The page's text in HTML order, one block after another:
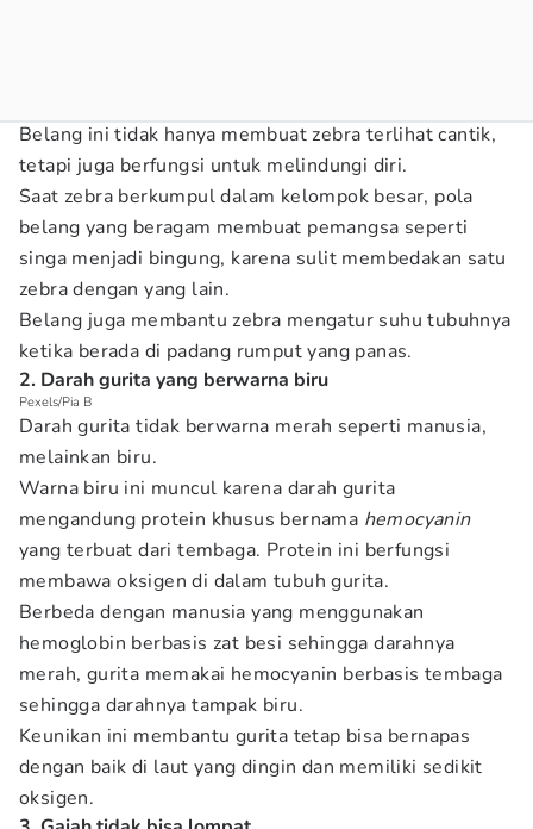
Belang ini tidak hanya membuat zebra terlihat cantik,
tetapi juga berfungsi untuk melindungi diri.
Saat zebra berkumpul dalam kelompok besar, pola
belang yang beragam membuat pemangsa seperti
singa menjadi bingung, karena sulit membedakan satu
zebra dengan yang lain.
Belang juga membantu zebra mengatur suhu tubuhnya
ketika berada di padang rumput yang panas.
2. Darah gurita yang berwarna biru
Pexels/Pia B
Darah gurita tidak berwarna merah seperti manusia,
melainkan biru.
Warna biru ini muncul karena darah gurita
mengandung protein khusus bernama hemocyanin
yang terbuat dari tembaga. Protein ini berfungsi
membawa oksigen di dalam tubuh gurita.
Berbeda dengan manusia yang menggunakan
hemoglobin berbasis zat besi sehingga darahnya
merah, gurita memakai hemocyanin berbasis tembaga
sehingga darahnya tampak biru.
Keunikan ini membantu gurita tetap bisa bernapas
dengan baik di laut yang dingin dan memiliki sedikit
oksigen.